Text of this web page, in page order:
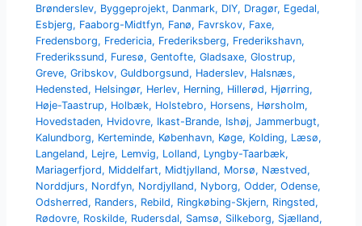
Brønderslev, Byggeprojekt, Danmark, DIY, Dragør, Egedal,
Esbjerg, Faaborg-Midtfyn, Fanø, Favrskov, Faxe,
Fredensborg, Fredericia, Frederiksberg, Frederikshavn,
Frederikssund, Furesø,Gentofte,Gladsaxe,Glostrup,
Greve,Gribskov,Guldborgsund, Haderslev, Halsnæs,
Hedensted, Helsingør, Herlev, Herning, Hillerød, Hjørring,
Høje-Taastrup, Holbæk, Holstebro, Horsens, Hørsholm,
Hovedstaden, Hvidovre, Ikast-Brande, Ishøj,Jammerbugt,
Kalundborg, Kerteminde, København, Køge, Kolding, Læsø,
Langeland, Lejre, Lemvig, Lolland, Lyngby-Taarbæk,
Mariagerfjord, Middelfart, Midtjylland, Morsø, Næstved,
Norddjurs, Nordfyn, Nordjylland, Nyborg,Odder,Odense,
Odsherred, Randers, Rebild, Ringkøbing-Skjern, Ringsted,
Rødovre, Roskilde, Rudersdal, Samsø, Silkeborg, Sjælland,